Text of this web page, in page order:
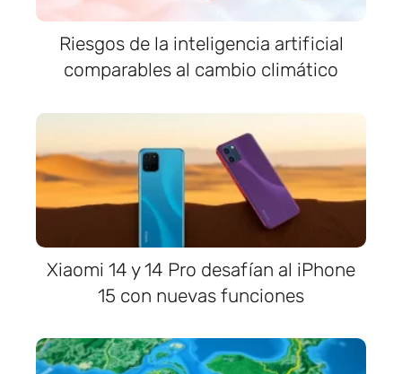
Riesgos de la inteligencia artificial
comparables al cambio climático
Xiaomi 14 y 14 Pro desafían al iPhone
15 con nuevas funciones